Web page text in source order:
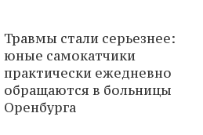
Травмы стали серьезнее:
юные самокатчики
практически ежедневно
обращаются в больницы
Оренбурга